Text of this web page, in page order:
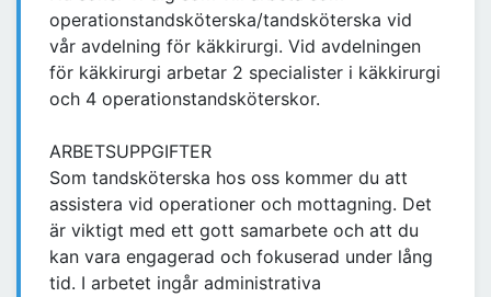
operationstandsköterska/tandsköterska vid
vår avdelning för käkkirurgi. Vid avdelningen
för käkkirurgi arbetar 2 specialister i käkkirurgi
och 4 operationstandsköterskor.
ARBETSUPPGIFTER
Som tandsköterska hos oss kommer du att
assistera vid operationer och mottagning. Det
är viktigt med ett gott samarbete och att du
kan vara engagerad och fokuserad under lång
tid. I arbetet ingår administrativa